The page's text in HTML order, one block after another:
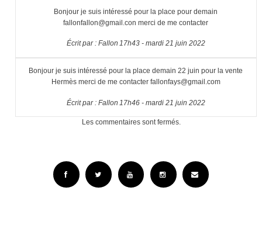
Bonjour je suis intéressé pour la place pour demain
fallonfallon@gmail.con merci de me contacter
Écrit par : Fallon 17h43- mardi 21 juin 2022
Bonjour je suis intéressé pour la place demain 22 juin pour la vente
Hermès merci de me contacter fallonfays@gmail.com
Écrit par : Fallon 17h46- mardi 21 juin 2022
Les commentaires sont fermés.